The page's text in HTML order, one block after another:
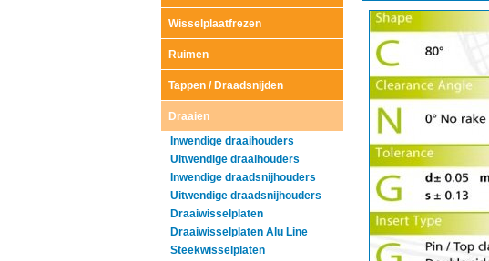
Wisselplaatfrezen
Ruimen
Tappen / Draadsnijden
Draaien
Inwendige draaihouders
Uitwendige draaihouders
Inwendige draadsnijhouders
Uitwendige draadsnijhouders
Draaiwisselplaten
Draaiwisselplaten Alu Line
Steekwisselplaten